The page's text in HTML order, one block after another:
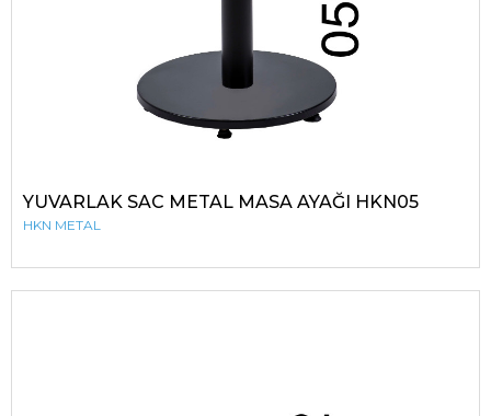
YUVARLAK SAC METAL MASA AYAĞI HKN05
HKN METAL